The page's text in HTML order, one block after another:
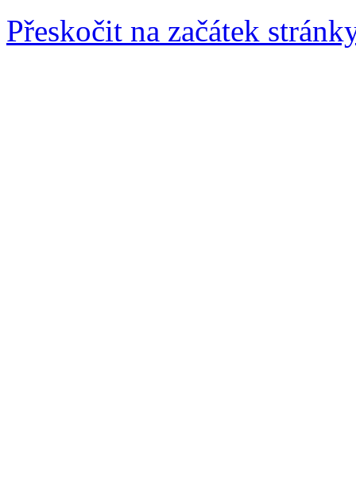
Přeskočit na začátek